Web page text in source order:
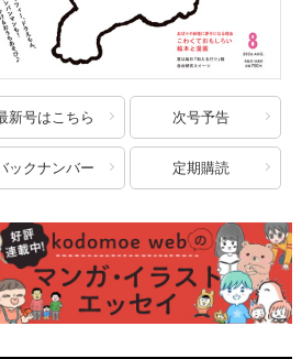
新号はこちら 次号予告
ックナンバー 定期購読